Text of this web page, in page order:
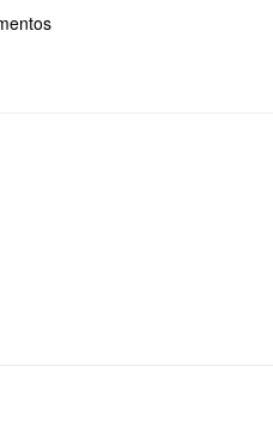
a un usuario
ayuda/articulo/797/como-
de-documento
un tipo de documento debe